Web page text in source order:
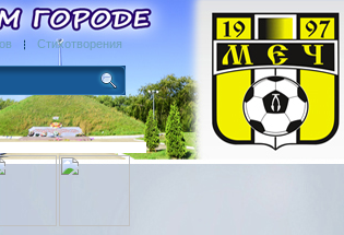
Стихотворения